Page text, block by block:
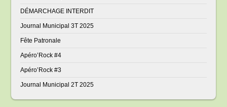
DÉMARCHAGE INTERDIT
Journal Municipal 3T 2025
Fête Patronale
Apéro’Rock #4
Apéro’Rock #3
Journal Municipal 2T 2025